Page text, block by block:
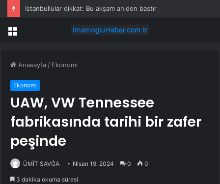
İstanbullular dikkat: Bu akşam aniden bastırabilir!
Menü
Anasayfa / Ekonomi
Ekonomi
UAW, VW Tennessee
fabrikasında tarihi bir zafer
peşinde
ÜMİT SAVĞA Nisan 19, 2024 0 0
3 dakika okuma süresi